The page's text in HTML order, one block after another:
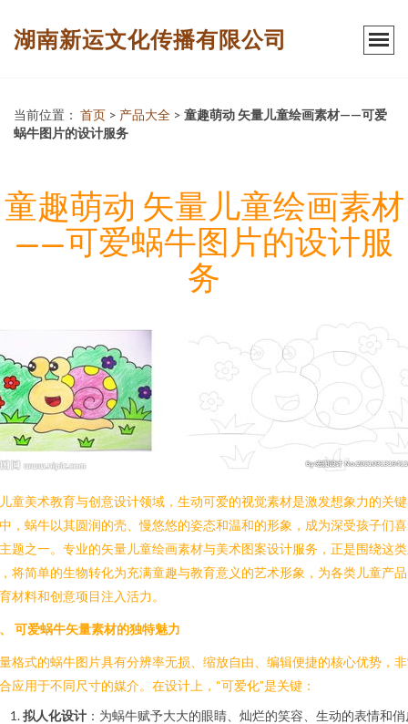
湖南新运文化传播有限公司
当前位置： 首页 > 产品大全 > 童趣萌动 矢量儿童绘画素材——可爱
蜗牛图片的设计服务
童趣萌动 矢量儿童绘画素材
——可爱蜗牛图片的设计服
务
童美术教育与创意设计领域，生动可爱的视觉素材是激发想象力的关
，蜗牛以其圆润的壳、慢悠悠的姿态和温和的形象，成为深受孩子们
题之一。专业的矢量儿童绘画素材与美术图案设计服务，正是围绕这
将简单的生物转化为充满童趣与教育意义的艺术形象，为各类儿童产
材料和创意项目注入活力。
可爱蜗牛矢量素材的独特魅力
格式的蜗牛图片具有分辨率无损、缩放自由、编辑便捷的核心优势，
应用于不同尺寸的媒介。在设计上，“可爱化”是关键：
拟人化设计 ：为蜗牛赋予大大的眼睛、灿烂的笑容、生动的表情和俏